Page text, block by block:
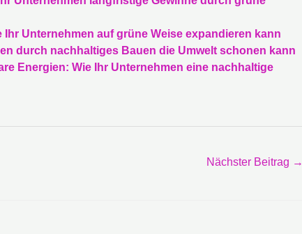
Unternehmen auf grüne Weise expandieren kann
durch nachhaltiges Bauen die Umwelt schonen kann
Energien: Wie Ihr Unternehmen eine nachhaltige
Nächster Beitrag →